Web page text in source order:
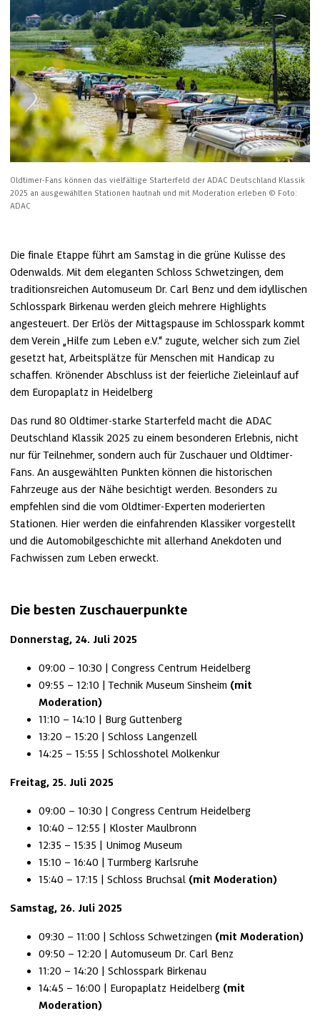
Oldtimer-Fans können das vielfältige Starterfeld der ADAC Deutschland Klassik
2025 an ausgewählten Stationen hautnah und mit Moderation erleben © Foto:
ADAC
Die finale Etappe führt am Samstag in die grüne Kulisse des
Odenwalds. Mit dem eleganten Schloss Schwetzingen, dem
traditionsreichen Automuseum Dr. Carl Benz und dem idyllischen
Schlosspark Birkenau werden gleich mehrere Highlights
angesteuert. Der Erlös der Mittagspause im Schlosspark kommt
dem Verein „Hilfe zum Leben e.V.“ zugute, welcher sich zum Ziel
gesetzt hat, Arbeitsplätze für Menschen mit Handicap zu
schaffen. Krönender Abschluss ist der feierliche Zieleinlauf auf
dem Europaplatz in Heidelberg
Das rund 80 Oldtimer-starke Starterfeld macht die ADAC
Deutschland Klassik 2025 zu einem besonderen Erlebnis, nicht
nur für Teilnehmer, sondern auch für Zuschauer und Oldtimer-
Fans. An ausgewählten Punkten können die historischen
Fahrzeuge aus der Nähe besichtigt werden. Besonders zu
empfehlen sind die vom Oldtimer-Experten moderierten
Stationen. Hier werden die einfahrenden Klassiker vorgestellt
und die Automobilgeschichte mit allerhand Anekdoten und
Fachwissen zum Leben erweckt.
Die besten Zuschauerpunkte
Donnerstag, 24. Juli 2025
09:00 – 10:30 | Congress Centrum Heidelberg
09:55 – 12:10 | Technik Museum Sinsheim (mit
Moderation)
11:10 – 14:10 | Burg Guttenberg
13:20 – 15:20 | Schloss Langenzell
14:25 – 15:55 | Schlosshotel Molkenkur
Freitag, 25. Juli 2025
09:00 – 10:30 | Congress Centrum Heidelberg
10:40 – 12:55 | Kloster Maulbronn
12:35 – 15:35 | Unimog Museum
15:10 – 16:40 | Turmberg Karlsruhe
15:40 – 17:15 | Schloss Bruchsal (mit Moderation)
Samstag, 26. Juli 2025
09:30 – 11:00 | Schloss Schwetzingen (mit Moderation)
09:50 – 12:20 | Automuseum Dr. Carl Benz
11:20 – 14:20 | Schlosspark Birkenau
14:45 – 16:00 | Europaplatz Heidelberg (mit
Moderation)